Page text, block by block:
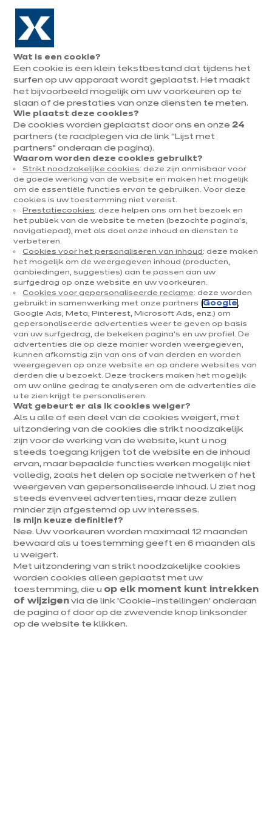
Naar de navigatie gaan
Naar de hoofdinhoud gaan
Menu
openen
winkels
Afspraak
maken
Onze toonzaalkeukens
Filteren
75 resultaten
Sorteer op
IXINA OOSTENDE
Velvet zand
18 781€
euros 9 391 €
euros
/ BTWi
Meer
weten
Prijs van het gepresenteerde model, exclusief levering en plaatsing
Wat is een cookie?
Een cookie is een klein tekstbestand dat tijdens het
surfen op uw apparaat wordt geplaatst. Het maakt
het bijvoorbeeld mogelijk om uw voorkeuren op te
slaan of de prestaties van onze diensten te meten.
Wie plaatst deze cookies?
De cookies worden geplaatst door ons en onze 24
partners (te raadplegen via de link “Lijst met
partners” onderaan de pagina).
Waarom worden deze cookies gebruikt?
Strikt noodzakelijke cookies: deze zijn onmisbaar voor
de goede werking van de website en maken het mogelijk
om de essentiële functies ervan te gebruiken. Voor deze
cookies is uw toestemming niet vereist.
Prestatiecookies: deze helpen ons om het bezoek en
het publiek van de website te meten (bezochte pagina's,
navigatiepad), met als doel onze inhoud en diensten te
verbeteren.
Cookies voor het personaliseren van inhoud : deze maken
het mogelijk om de weergegeven inhoud (producten,
aanbiedingen, suggesties) aan te passen aan uw
surfgedrag op onze website en uw voorkeuren.
Cookies voor gepersonaliseerde reclame: deze worden
gebruikt in samenwerking met onze partners (Google,
Google Ads, Meta, Pinterest, Microsoft Ads, enz.) om
gepersonaliseerde advertenties weer te geven op basis
van uw surfgedrag, de bekeken pagina's en uw profiel. De
advertenties die op deze manier worden weergegeven,
kunnen afkomstig zijn van ons of van derden en worden
weergegeven op onze website en op andere websites van
derden die u bezoekt. Deze trackers maken het mogelijk
om uw online gedrag te analyseren om de advertenties die
u te zien krijgt te personaliseren.
Wat gebeurt er als ik cookies weiger?
Als u alle of een deel van de cookies weigert, met
uitzondering van de cookies die strikt noodzakelijk
zijn voor de werking van de website, kunt u nog
steeds toegang krijgen tot de website en de inhoud
ervan, maar bepaalde functies werken mogelijk niet
volledig, zoals het delen op sociale netwerken of het
weergeven van gepersonaliseerde inhoud. U ziet nog
steeds evenveel advertenties, maar deze zullen
minder zijn afgestemd op uw interesses.
Is mijn keuze definitief?
Nee. Uw voorkeuren worden maximaal 12 maanden
bewaard als u toestemming geeft en 6 maanden als
u weigert.
Met uitzondering van strikt noodzakelijke cookies
worden cookies alleen geplaatst met uw
toestemming, die u op elk moment kunt intrekken
of wijzigen via de link ‘Cookie-instellingen’ onderaan
de pagina of door op de zwevende knop linksonder
op de website te klikken.